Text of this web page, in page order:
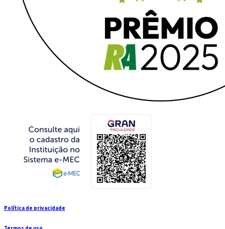
Política de privacidade